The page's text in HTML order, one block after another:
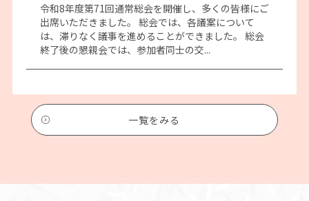
一覧をみる
令和8年度第71回通常総会を開催し、多くの皆様にご
出席いただきました。 総会では、各議案について
は、滞りなく議事を進めることができました。 総会
終了後の懇親会では、参加者同士の交...